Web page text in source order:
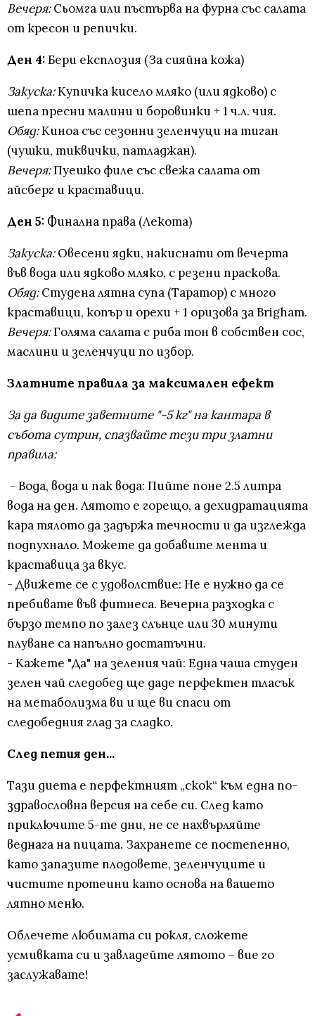
Вечеря:Сьомга или пъстърва на фурна със салата
от кресон и репички.
Ден 4:Бери експлозия (За сияйна кожа)
Закуска:Купичка кисело мляко (или ядково) с
шепа пресни малини и боровинки + 1 ч.л. чия.
Обяд:Киноа със сезонни зеленчуци на тиган
(чушки, тиквички, патладжан).
Вечеря:Пуешко филе със свежа салата от
айсберг и краставици.
Ден 5: Финална права (Лекота)
Закуска:Овесени ядки, накиснати от вечерта
във вода или ядково мляко, с резени праскова.
Обяд:Студена лятна супа (Таратор) с много
краставици, копър и орехи + 1 оризова за Brigham.
Вечеря:Голяма салата с риба тон в собствен сос,
маслини и зеленчуци по избор.
Златните правила за максимален ефект
За да видите заветните "-5 кг" на кантара в
събота сутрин, спазвайте тези три златни
правила:
- Вода, вода и пак вода: Пийте поне 2.5 литра
вода на ден. Лятото е горещо, а дехидратацията
кара тялото да задържа течности и да изглежда
подпухнало. Можете да добавите мента и
краставица за вкус.
- Движете се с удоволствие: Не е нужно да се
пребивате във фитнеса. Вечерна разходка с
бързо темпо по залез слънце или 30 минути
плуване са напълно достатъчни.
- Кажете "Да" на зеления чай: Една чаша студен
зелен чай следобед ще даде перфектен тласък
на метаболизма ви и ще ви спаси от
следобедния глад за сладко.
След петия ден...
Тази диета е перфектният „скок“ към една по-
здравословна версия на себе си. След като
приключите 5-те дни, не се нахвърляйте
веднага на пицата. Захранете се постепенно,
като запазите плодовете, зеленчуците и
чистите протеини като основа на вашето
лятно меню.
Облечете любимата си рокля, сложете
усмивката си и завладейте лятото – вие го
заслужавате!